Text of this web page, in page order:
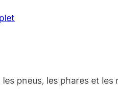
pneus, les phares et